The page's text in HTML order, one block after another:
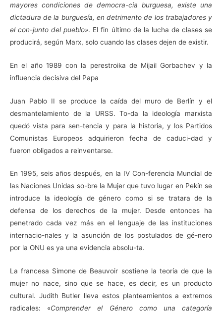
mayores condiciones de democra-cia burguesa, existe una
dictadura de la burguesía, en detrimento de los trabajadores y
el con-junto del pueblo». El fin último de la lucha de clases se
producirá, según Marx, solo cuando las clases dejen de existir.
En el año 1989 con la perestroika de Mijail Gorbachev y la
influencia decisiva del Papa
Juan Pablo II se produce la caída del muro de Berlín y el
desmantelamiento de la URSS. To-da la ideología marxista
quedó vista para sen-tencia y para la historia, y los Partidos
Comunistas Europeos adquirieron fecha de caduci-dad y
fueron obligados a reinventarse.
En 1995, seis años después, en la IV Con-ferencia Mundial de
las Naciones Unidas so-bre la Mujer que tuvo lugar en Pekín se
introduce la ideología de género como si se tratara de la
defensa de los derechos de la mujer. Desde entonces ha
penetrado cada vez más en el lenguaje de las instituciones
internacio-nales y la asunción de los postulados de gé-nero
por la ONU es ya una evidencia absolu-ta.
La francesa Simone de Beauvoir sostiene la teoría de que la
mujer no nace, sino que se hace, es decir, es un producto
cultural. Judith Butler lleva estos planteamientos a extremos
radicales: «Comprender el Género como una categoría